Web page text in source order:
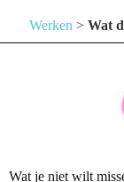
Werken > Wat
Wat je niet wilt